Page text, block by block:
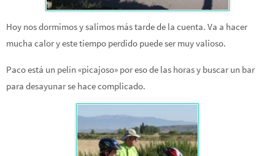
Hoy nos dormimos y salimos más tarde de la cuenta. Va a hacer
mucha calor y este tiempo perdido puede ser muy valioso.
Paco está un pelín «picajoso» por eso de las horas y buscar un bar
para desayunar se hace complicado.